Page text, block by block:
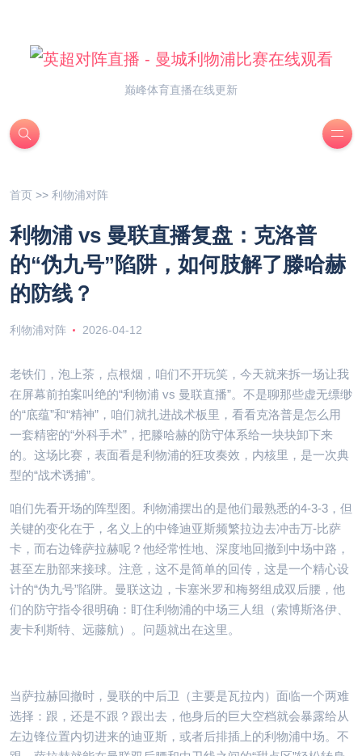
巅峰体育直播在线更新
首页 >> 利物浦对阵
利物浦 vs 曼联直播复盘：克洛普
的“伪九号”陷阱，如何肢解了滕哈赫
的防线？
利物浦对阵 2026-04-12
老铁们，泡上茶，点根烟，咱们不开玩笑，今天就来拆一场让我
在屏幕前拍案叫绝的“利物浦 vs 曼联直播”。不是聊那些虚无缥缈
的“底蕴”和“精神”，咱们就扎进战术板里，看看克洛普是怎么用
一套精密的“外科手术”，把滕哈赫的防守体系给一块块卸下来
的。这场比赛，表面看是利物浦的狂攻奏效，内核里，是一次典
型的“战术诱捕”。
咱们先看开场的阵型图。利物浦摆出的是他们最熟悉的4-3-3，但
关键的变化在于，名义上的中锋迪亚斯频繁拉边去冲击万-比萨
卡，而右边锋萨拉赫呢？他经常性地、深度地回撤到中场中路，
甚至左肋部来接球。注意，这不是简单的回传，这是一个精心设
计的“伪九号”陷阱。曼联这边，卡塞米罗和梅努组成双后腰，他
们的防守指令很明确：盯住利物浦的中场三人组（索博斯洛伊、
麦卡利斯特、远藤航）。问题就出在这里。
当萨拉赫回撤时，曼联的中后卫（主要是瓦拉内）面临一个两难
选择：跟，还是不跟？跟出去，他身后的巨大空档就会暴露给从
左边锋位置内切进来的迪亚斯，或者后排插上的利物浦中场。不